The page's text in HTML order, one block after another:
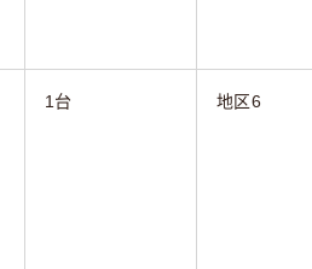
1台 地区6